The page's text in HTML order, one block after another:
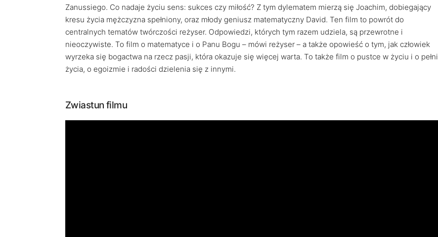
Zanussiego. Co nadaje życiu sens: sukces czy miłość? Z tym dylematem mierzą się Joachim, dobiegający
kresu życia mężczyzna spełniony, oraz młody geniusz matematyczny David. Ten film to powrót do
centralnych tematów twórczości reżyser. Odpowiedzi, których tym razem udziela, są przewrotne i
nieoczywiste. To film o matematyce i o Panu Bogu – mówi reżyser – a także opowieść o tym, jak człowiek
wyrzeka się bogactwa na rzecz pasji, która okazuje się więcej warta. To także film o pustce w życiu i o pełni
życia, o egoizmie i radości dzielenia się z innymi.
Zwiastun filmu